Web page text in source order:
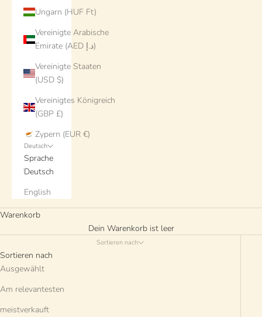
Ungarn (HUF Ft)
Vereinigte Arabische
Emirate (AED د.إ)
Vereinigte Staaten
(USD $)
Vereinigtes Königreich
(GBP £)
Zypern (EUR €)
Deutsch
Sprache
Deutsch
English
Warenkorb
Dein Warenkorb ist leer
Sortieren nach
Sortieren nach
Ausgewählt
Am relevantesten
meistverkauft